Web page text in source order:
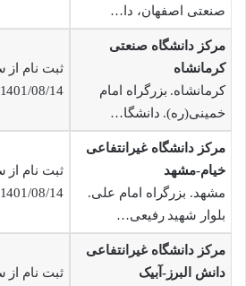
صنعتی اصفهان، دا…
مرکز دانشگاه صنعتی
کرمانشاه
کرمانشاه. بزرگراه امام
خمینی(ره). دانشگا…
1401/08/14 باز خواهد شد
مرکز دانشگاه غیرانتفاعی
خیام-مشهد
مشهد. بزرگراه امام علی.
بلوار شهید رفیعی…
1401/08/14 باز خواهد شد
مرکز دانشگاه غیرانتفاعی
دانش البرز-آبیک